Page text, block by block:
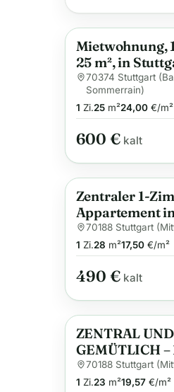
Anzeige
Mietwohnung,
25 m², in
70374 Stuttgart
Sommerrain)
1 Zi.25m²24,00€/m²
600 €kalt
Anzeige
Zentraler 1-
Appartement
70188 Stuttgart
1 Zi.28 m²17,50€/m²
490 €kalt
Anzeige
ZENTRAL UND
GEMÜTLICH
in ruhiger Lage
Balkon, WLAN
70188 Stuttgart
1 Zi.23 m²19,57€/m²